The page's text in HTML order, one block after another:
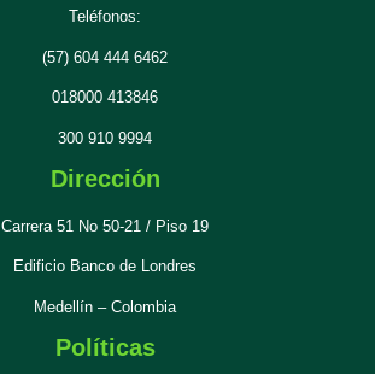
Teléfonos:
(57) 604 444 6462
018000 413846
300 910 9994
Dirección
Carrera 51 No 50-21 / Piso 19
Edificio Banco de Londres
Medellín – Colombia
Políticas